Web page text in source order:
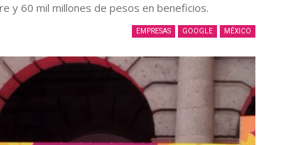
y 60 mil millones de pesos en beneficios.
EMPRESAS GOOGLE MÉXICO